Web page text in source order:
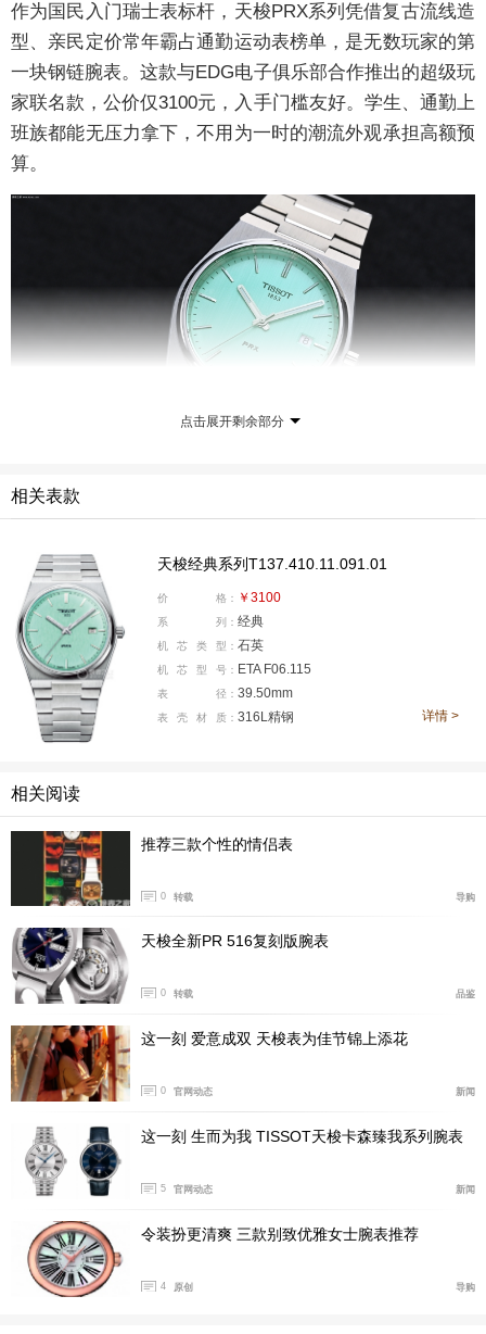
作为国民入门瑞士表标杆，天梭PRX系列凭借复古流线造
型、亲民定价常年霸占通勤运动表榜单，是无数玩家的第
一块钢链腕表。这款与EDG电子俱乐部合作推出的超级玩
家联名款，公价仅3100元，入手门槛友好。学生、通勤上
班族都能无压力拿下，不用为一时的潮流外观承担高额预
算。
盘面官方定名英雄蓝，是经过品牌精细调色的独特蓝绿色
调，介于清透薄荷蓝与柔和蒂芙尼蓝之间，低饱和不刺
感，视觉清爽感拉满，宛如酷暑里一口冰镇汽水，瞬间消
解闷热沉闷。这抹配色不单是视觉装饰，更是天梭献给年
轻群体的精神表达，致敬电竞选手敢闯敢拼、突破固有框
架、不惧挑战的无畏态度。
表盘表层采用拉丝工艺，低调简约却富有运动肌理，光线
扫过盘面时层次分明，兼顾通勤、休闲、出行多场景佩
戴。功能布局遵循经典大三针设计，3点位内嵌日历视
窗，读取日期直观清晰，同时不会破坏表盘整体简洁美
点击展开剩余部分
相关表款
天梭经典系列T137.410.11.091.01
价 格： ￥3100
系 列： 经典
机 芯 类 型： 石英
机 芯 型 号： ETA F06.115
表 径： 39.50mm
表 壳 材 质： 316L精钢 详情 >
相关阅读
推荐三款个性的情侣表
0 转载 导购
天梭全新PR 516复刻版腕表
0 转载 品鉴
这一刻 爱意成双 天梭表为佳节锦上添花
0 官网动态 新闻
这一刻 生而为我 TISSOT天梭卡森臻我系列腕表
5 官网动态 新闻
令装扮更清爽 三款别致优雅女士腕表推荐
4 原创 导购